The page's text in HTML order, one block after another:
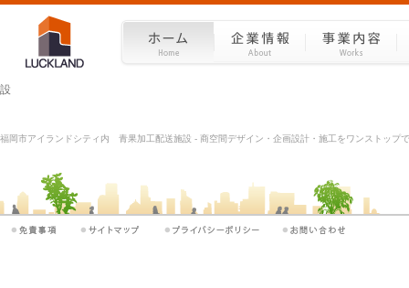
設
福岡市アイランドシティ内 青果加工配送施設 - 商空間デザイン・企画設計・施工をワンストップ